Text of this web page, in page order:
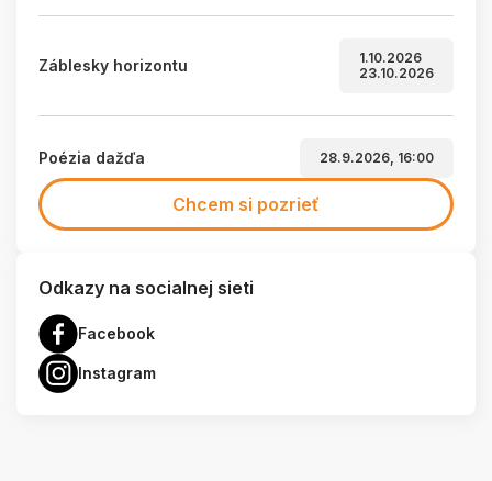
Záblesky horizontu
1.10.2026
23.10.2026
Poézia dažďa 28.9.2026, 16:00
Chcem si pozrieť
Odkazy na socialnej sieti
Facebook
Instagram